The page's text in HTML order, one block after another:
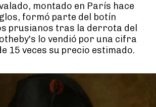
montado en París hace
formó parte del botín
prusianos tras la derrota del
lo vendió por una cifra
15 veces su precio estimado.